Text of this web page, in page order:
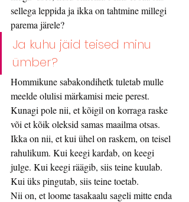
sellega leppida ja ikka on tahtmine millegi
parema järele?
Ja kuhu jäid teised minu
ümber?
Hommikune sabakondihetk tuletab mulle
meelde olulisi märkamisi meie perest.
Kunagi pole nii, et kõigil on korraga raske
või et kõik oleksid samas maailma otsas.
Ikka on nii, et kui ühel on raskem, on teisel
rahulikum. Kui keegi kardab, on keegi
julge. Kui keegi räägib, siis teine kuulab.
Kui üks pingutab, siis teine toetab.
Nii on, et loome tasakaalu sageli mitte enda